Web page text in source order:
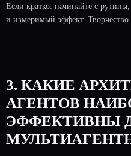
Если кратко: начинайте с рутины,
и измеримый эффект.
3. КАКИЕ
АГЕНТОВ
ЭФФЕКТИВНЫ